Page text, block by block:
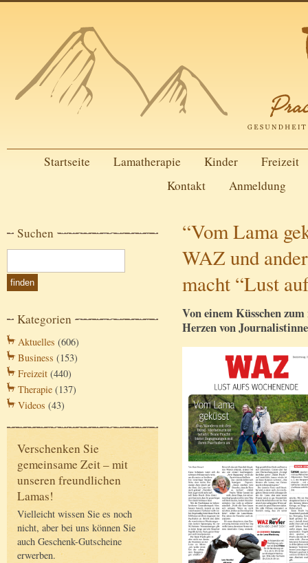
Startseite Lamatherapie Kinder
Freizeit
Kontakt
Anmeldung
Suchen
Kategorien
Aktuelles (606)
Business (153)
Freizeit (440)
Therapie (137)
Videos (43)
Verschenken Sie
gemeinsame Zeit – mit
unseren freundlichen
Lamas!
Vielleicht wissen Sie es noch
nicht, aber bei uns können Sie
auch Geschenk-Gutscheine
erwerben.
“Vom Lama
WAZ und
macht “Lust
Von einem Küsschen
Herzen von